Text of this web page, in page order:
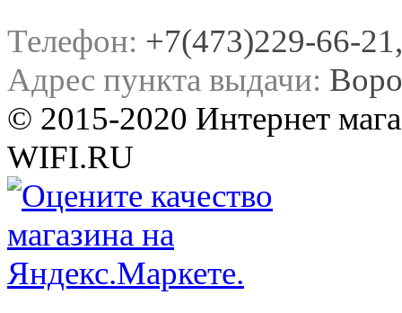
Телефон: +7(473)229-66-
Адрес пункта выдачи:
© 2015-2020 Интернет
WIFI.RU